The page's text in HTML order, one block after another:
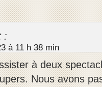
:
à 11 h 38 min
à deux
Nous avons